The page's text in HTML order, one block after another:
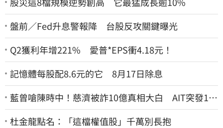
盤前／Fed升息警報降 台股反攻關鍵曝光
Q2獲利年增221% 愛普*EPS衝4.18元！
記憶體每股配8.6元的它 8月17日除息
藍曾嗆陳時中！慈濟被詐10億真相大白 AIT突發1文
酸爆…他笑：真的很會
杜金龍點名：「這檔權值股」千萬別長抱